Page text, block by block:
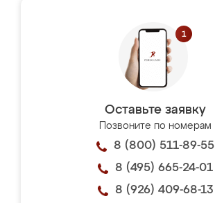
Оставьте заявку
Позвоните по номерам
8 (800) 511-89-55
8 (495) 665-24-01
8 (926) 409-68-13